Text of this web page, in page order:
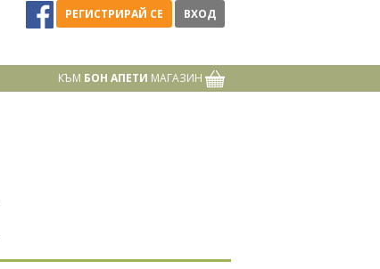
РЕГИСТРИРАЙ СЕ ВХОД
КЪМ БОН АПЕТИ МАГАЗИН